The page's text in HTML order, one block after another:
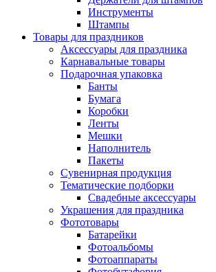
Инструменты
Штампы
Товары для праздников
Аксессуары для праздника
Карнавальные товары
Подарочная упаковка
Банты
Бумага
Коробки
Ленты
Мешки
Наполнитель
Пакеты
Сувенирная продукция
Тематические подборки
Свадебные аксессуары
Украшения для праздника
Фототовары
Батарейки
Фотоальбомы
Фотоаппараты